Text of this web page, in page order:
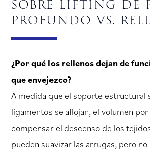
profundo vs.
¿Por qué los rellenos dejan de
que envejezco?
A medida que el soporte estructural
ligamentos se aflojan, el volumen
compensar el descenso de los
pueden suavizar las arrugas, pero